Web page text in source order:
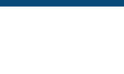
Directas